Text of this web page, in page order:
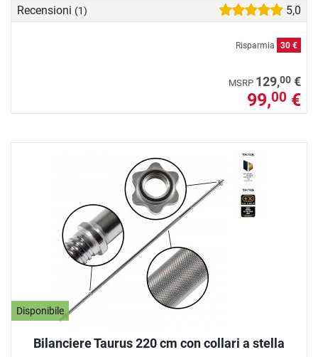
Recensioni (1) 5,0
Risparmia 30 €
MSRP 129,00 €
99,00 €
Disponibile
Bilanciere Taurus 220 cm con collari a stella